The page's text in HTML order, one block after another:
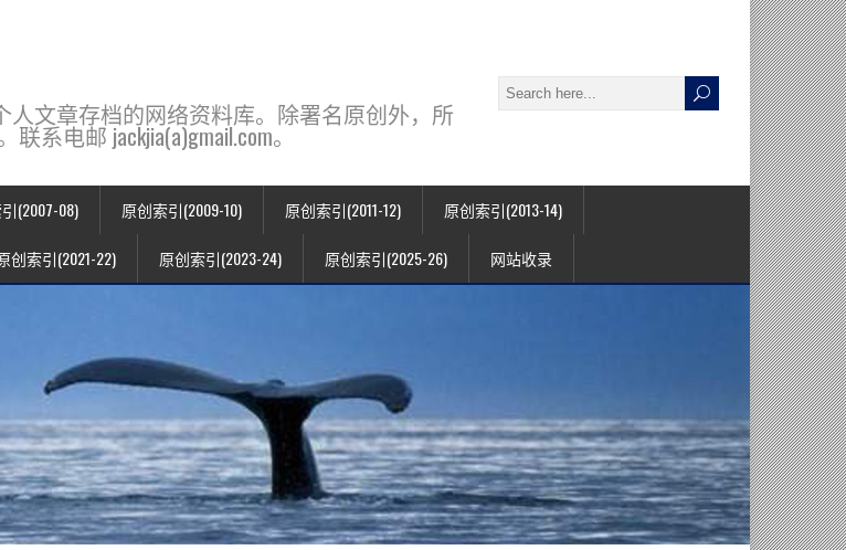
人文章存档的网络资料库。除署名原创外，所
系电邮 jackjia(a)gmail.com。
(2007-08) 原创索引(2009-10) 原创索引(2011-12) 原创索引(2013-14)
创索引(2021-22) 原创索引(2023-24) 原创索引(2025-26) 网站收录